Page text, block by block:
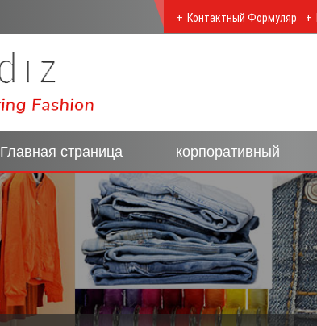
Контактный Формуляр
Главная страница корпоративный